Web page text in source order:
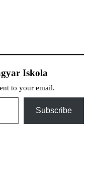
Iskola
to your email.
Subscribe